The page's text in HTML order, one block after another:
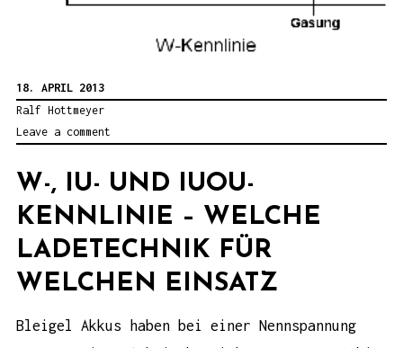
18. APRIL 2013
Ralf Hottmeyer
Leave a comment
W-, IU- UND IUOU-
KENNLINIE – WELCHE
LADETECHNIK FÜR
WELCHEN EINSATZ
Bleigel Akkus haben bei einer Nennspannung